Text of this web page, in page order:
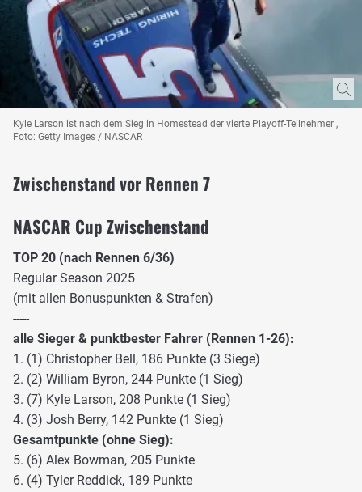
Kyle Larson ist nach dem Sieg in Homestead der vierte Playoff-Teilnehmer ,
Foto: Getty Images / NASCAR
Zwischenstand vor Rennen 7
NASCAR Cup Zwischenstand
TOP 20 (nach Rennen 6/36)
Regular Season 2025
(mit allen Bonuspunkten & Strafen)
-----
alle Sieger & punktbester Fahrer (Rennen 1-26):
1. (1) Christopher Bell, 186 Punkte (3 Siege)
2. (2) William Byron, 244 Punkte (1 Sieg)
3. (7) Kyle Larson, 208 Punkte (1 Sieg)
4. (3) Josh Berry, 142 Punkte (1 Sieg)
Gesamtpunkte (ohne Sieg):
5. (6) Alex Bowman, 205 Punkte
6. (4) Tyler Reddick, 189 Punkte